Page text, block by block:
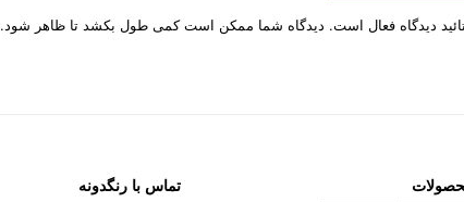
دیدگاه فعال است. دیدگاه شما ممکن است کمی طول بکشد تا ظاهر شود.
تماس با رنگدونه